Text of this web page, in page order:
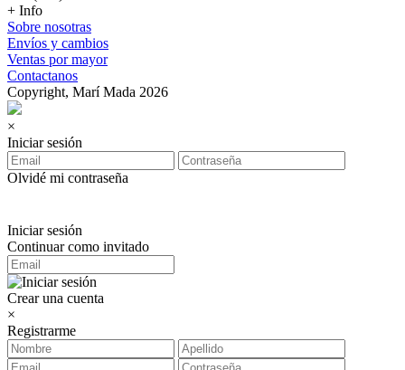
+ Info
Sobre nosotras
Envíos y cambios
Ventas por mayor
Contactanos
Copyright, Marí Mada 2026
×
Iniciar sesión
Olvidé mi contraseña
Iniciar sesión
Continuar como invitado
Crear una cuenta
×
Registrarme